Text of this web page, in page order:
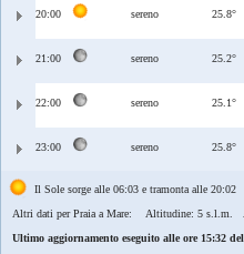
20:00 sereno 25.8°
21:00 sereno 25.2°
22:00 sereno 25.1°
23:00 sereno 25.8°
Il Sole sorge alle 06:03 e tramonta alle 20:02
Altri dati per Praia a Mare: Altitudine: 5 s.l.m.
Ultimo aggiornamento eseguito alle ore 15:32